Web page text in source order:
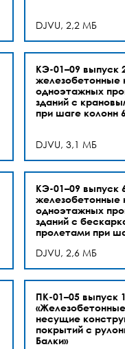
DJVU, 2,2 МБ
КЭ-01–09 выпуск
железобетонные
одноэтажных
зданий с
при шаге колонн
DJVU, 3,1 МБ
КЭ-01–09 выпуск
железобетонные
одноэтажных
зданий с
пролетами при
DJVU, 2,6 МБ
ПК-01–05 выпуск 1
несущие
покрытий с
Балки»